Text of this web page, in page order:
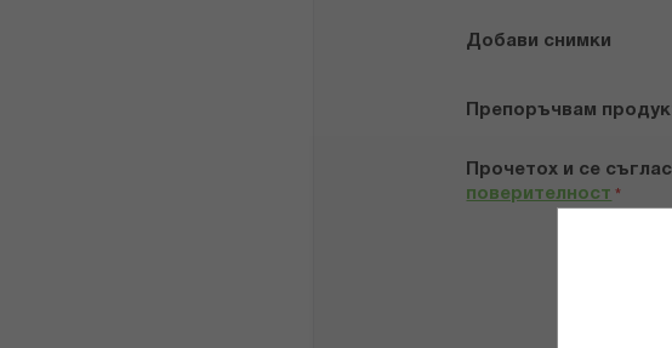
Добави снимки
Препоръчвам
Прочетох и се
поверителност *